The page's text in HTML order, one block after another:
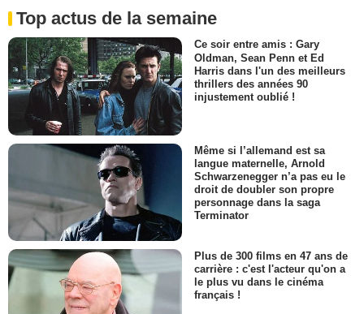
Top actus de la semaine
Ce soir entre amis : Gary
Oldman, Sean Penn et Ed
Harris dans l'un des meilleurs
thrillers des années 90
injustement oublié !
Même si l’allemand est sa
langue maternelle, Arnold
Schwarzenegger n’a pas eu le
droit de doubler son propre
personnage dans la saga
Terminator
Plus de 300 films en 47 ans de
carrière : c'est l'acteur qu'on a
le plus vu dans le cinéma
français !